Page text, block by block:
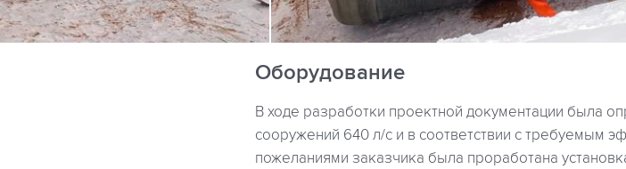
Оборудование
В ходе разработки проектной документации была
сооружений 640 л/с и в соответствии с требуемым
пожеланиями заказчика была проработана